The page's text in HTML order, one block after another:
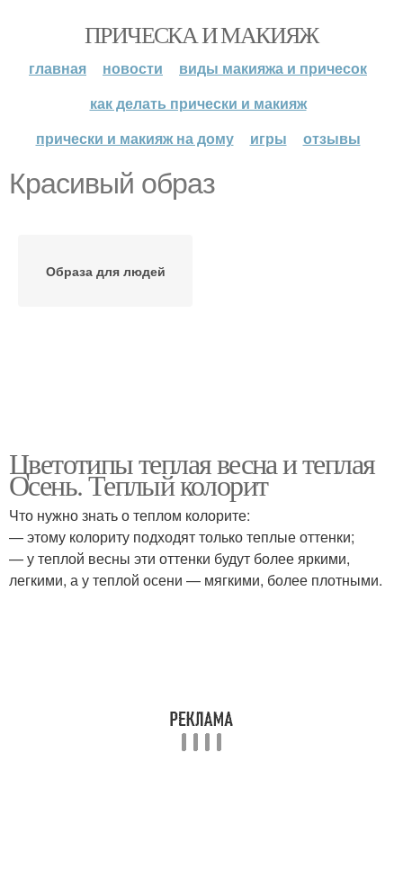
ПРИЧЕСКА И МАКИЯЖ
главная новости
виды макияжа и причесок
как делать прически и макияж
прически и макияж на дому
игры отзывы
Красивый образ
Образа для людей
Цветотипы теплая весна и теплая
Осень. Теплый колорит
Что нужно знать о теплом колорите:
— этому колориту подходят только теплые оттенки;
— у теплой весны эти оттенки будут более яркими,
легкими, а у теплой осени — мягкими, более плотными.